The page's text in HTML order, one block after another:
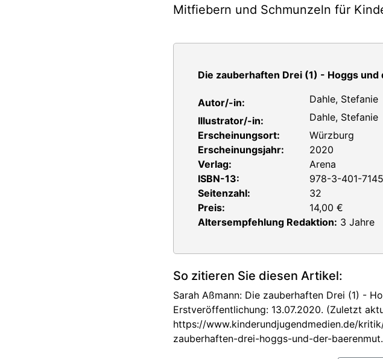
Mitfiebern und Schmunzeln für
Die zauberhaften Drei (1) - Hoggs und
Autor/-in:
Dahle, Stefanie
Illustrator/-in:
Dahle, Stefanie
Erscheinungsort:
Würzburg
Erscheinungsjahr:
2020
Verlag:
Arena
ISBN-13:
978-3-401-
Seitenzahl:
32
Preis:
14,00 €
Altersempfehlung Redaktion: 3 Jahre
So zitieren Sie diesen Artikel:
Sarah Aßmann: Die zauberhaften Drei (1) -
Erstveröffentlichung: 13.07.2020. (Zuletzt
https://www.kinderundjugendmedien.de/
zauberhaften-drei-hoggs-und-der-